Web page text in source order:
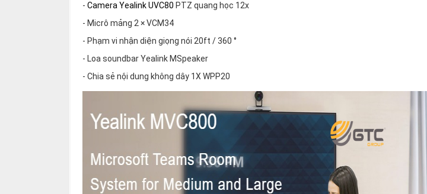
- Camera Yealink UVC80 PTZ quang học 12x
- Micrô mảng 2 × VCM34
- Phạm vi nhận diện giọng nói 20ft / 360 °
- Loa soundbar Yealink MSpeaker
- Chia sẻ nội dung không dây 1X WPP20